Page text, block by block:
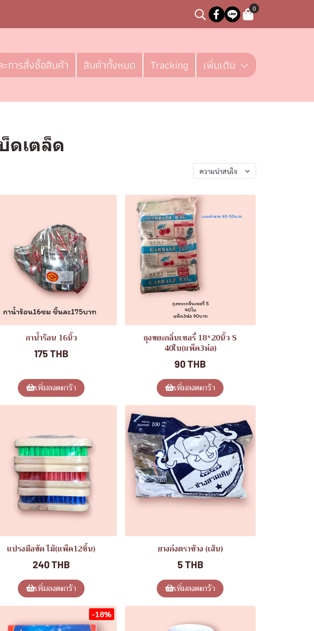
0
การสั่งซื้อสินค้า สินค้าทั้งหมด Tracking เพิ่มเติม
ดเตล็ด
ความน่าสนใจ
กาน้ำร้อน 16นิ้ว
175 THB
เพิ่มลงตะกร้า
ถุงขยะกลิ่นเชอรี่ 18*20นิ้ว S
40ใบ(แพ็ค3ห่อ)
90 THB
เพิ่มลงตะกร้า
แปรงมือขัด ไม้(แพ็ค12ชิ้น)
240 THB
เพิ่มลงตะกร้า
ยางก๋งตราช้าง (เส้น)
5 THB
เพิ่มลงตะกร้า
-18%